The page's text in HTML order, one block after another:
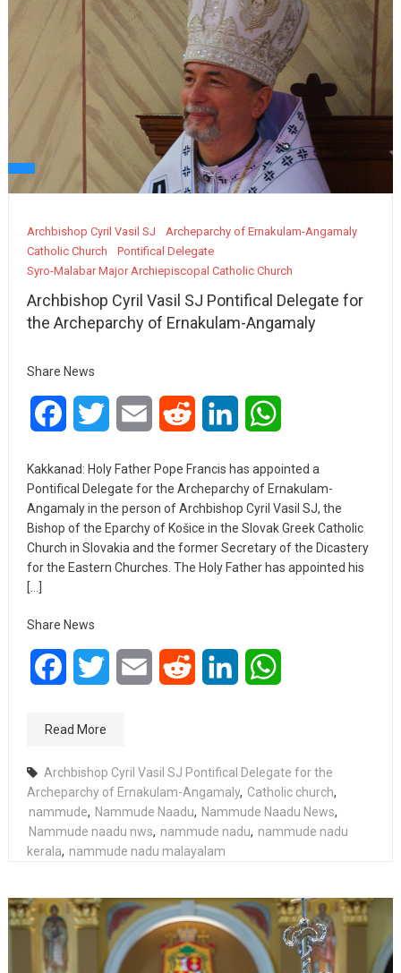
Archbishop Cyril Vasil SJ
Archeparchy of Ernakulam-Angamaly
Catholic Church
Pontifical Delegate
Syro-Malabar Major Archiepiscopal Catholic Church
Archbishop Cyril Vasil SJ Pontifical Delegate for
the Archeparchy of Ernakulam-Angamaly
Share News
FacebookTwitter Email Reddit LinkedIn
Kakkanad: Holy Father Pope Francis has appointed a
Pontifical Delegate for the Archeparchy of Ernakulam-
Angamaly in the person of Archbishop Cyril Vasil SJ, the
Bishop of the Eparchy of Košice in the Slovak Greek Catholic
Church in Slovakia and the former Secretary of the Dicastery
for the Eastern Churches. The Holy Father has appointed his
[…]
Share News
FacebookTwitter Email Reddit LinkedIn
Read More
Archbishop Cyril Vasil SJ Pontifical Delegate for the
Archeparchy of Ernakulam-Angamaly, Catholic church,
nammude, Nammude Naadu, Nammude Naadu News,
Nammude naadu nws, nammude nadu, nammude nadu
kerala, nammude nadu malayalam